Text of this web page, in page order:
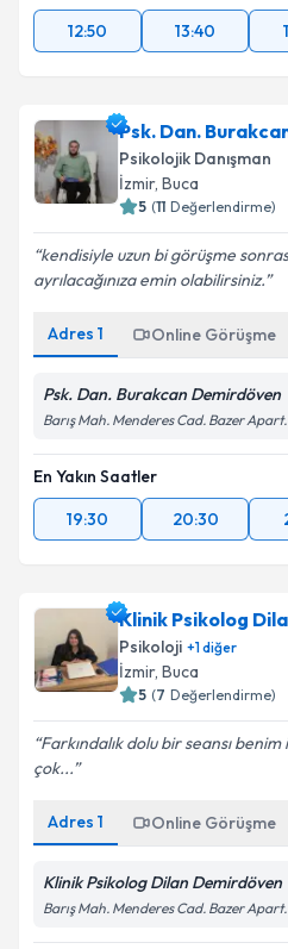
12:50
13:40
Psk. Dan.
Psikolojik Danışman
İzmir, Buca
5 (11 Değerlendirme)
kendisiyle uzun bi görüşme
ayrılacağınıza emin olabilirsiniz.
Adres 1 Online Görüşme
Psk. Dan. Burakcan Demirdöven
Barış Mah. Menderes Cad. Bazer
En Yakın Saatler
19:30
20:30
Klinik Psikolog
Psikoloji +1diğer
İzmir, Buca
5 (7 Değerlendirme)
Farkındalık dolu bir seansı benim
çok...
Adres 1 Online Görüşme
Klinik Psikolog Dilan Demirdöven
Barış Mah. Menderes Cad. Bazer